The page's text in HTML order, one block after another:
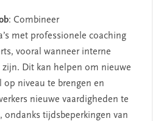
: Combineer
met professionele coaching
vooral wanneer interne
Dit kan helpen om nieuwe
op niveau te brengen en
nieuwe vaardigheden te
ondanks tijdsbeperkingen van